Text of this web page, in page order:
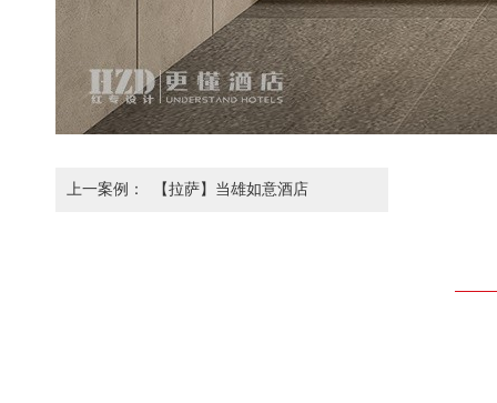
上一案例： 【拉萨】当雄如意酒店